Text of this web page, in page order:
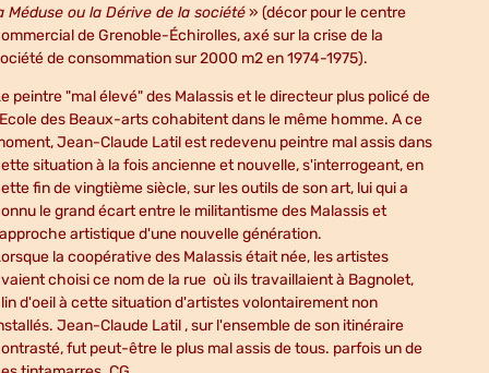
Méduse ou la Dérive de la société» (décor pour le centre
de Grenoble-Échirolles, axé sur la crise de la
de consommation sur 2000 m2 en 1974-1975).
peintre "mal élevé" des Malassis et le directeur plus policé de
des Beaux-arts cohabitent dans le même homme. A ce
Jean-Claude Latil est redevenu peintre mal assis dans
situation à la fois ancienne et nouvelle, s'interrogeant, en
fin de vingtième siècle, sur les outils de son art, lui qui a
le grand écart entre le militantisme des Malassis et
artistique d'une nouvelle génération.
la coopérative des Malassis était née, les artistes
choisi ce nom de la rue où ils travaillaient à Bagnolet,
d'oeil à cette situation d'artistes volontairement non
Jean-Claude Latil , sur l'ensemble de son itinéraire
fut peut-être le plus mal assis de tous. parfois un de